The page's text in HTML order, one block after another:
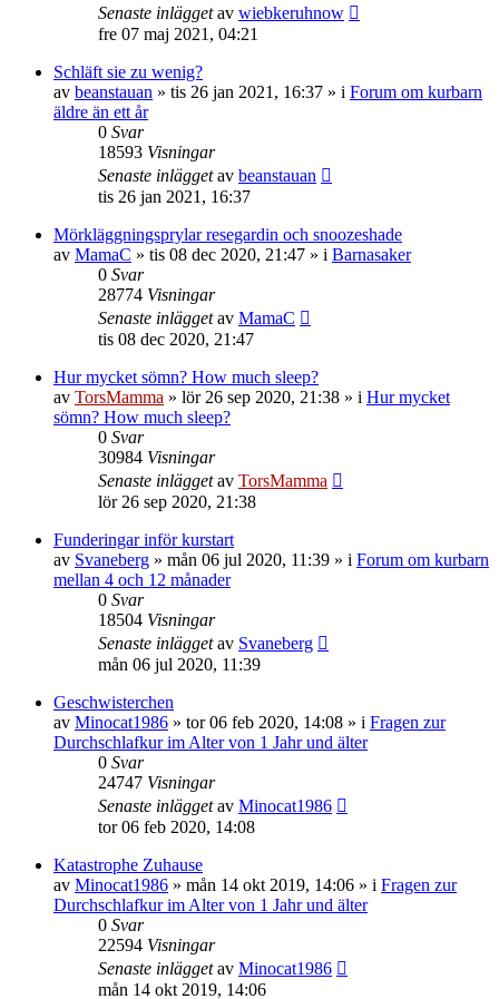
Senaste inläggetav wiebkeruhnow
fre 07 maj 2021, 04:21
Schläft sie zu wenig?
av beanstauan » tis 26 jan 2021, 16:37 » i Forum om kurbarn
äldre än ett år
0 Svar
18593 Visningar
Senaste inläggetav beanstauan
tis 26 jan 2021, 16:37
Mörkläggningsprylar resegardin och snoozeshade
av MamaC » tis 08 dec 2020, 21:47 » i Barnasaker
0 Svar
28774 Visningar
Senaste inläggetav MamaC
tis 08 dec 2020, 21:47
Hur mycket sömn? How much sleep?
av TorsMamma » lör 26 sep 2020, 21:38 » i Hur mycket
sömn? How much sleep?
0 Svar
30984 Visningar
Senaste inläggetav TorsMamma
lör 26 sep 2020, 21:38
Funderingar inför kurstart
av Svaneberg » mån 06 jul 2020, 11:39 » i Forum om kurbarn
mellan 4 och 12 månader
0 Svar
18504 Visningar
Senaste inläggetav Svaneberg
mån 06 jul 2020, 11:39
Geschwisterchen
av Minocat1986 » tor 06 feb 2020, 14:08 » i Fragen zur
Durchschlafkur im Alter von 1 Jahr und älter
0 Svar
24747 Visningar
Senaste inläggetav Minocat1986
tor 06 feb 2020, 14:08
Katastrophe Zuhause
av Minocat1986 » mån 14 okt 2019, 14:06 » i Fragen zur
Durchschlafkur im Alter von 1 Jahr und älter
0 Svar
22594 Visningar
Senaste inläggetav Minocat1986
mån 14 okt 2019, 14:06